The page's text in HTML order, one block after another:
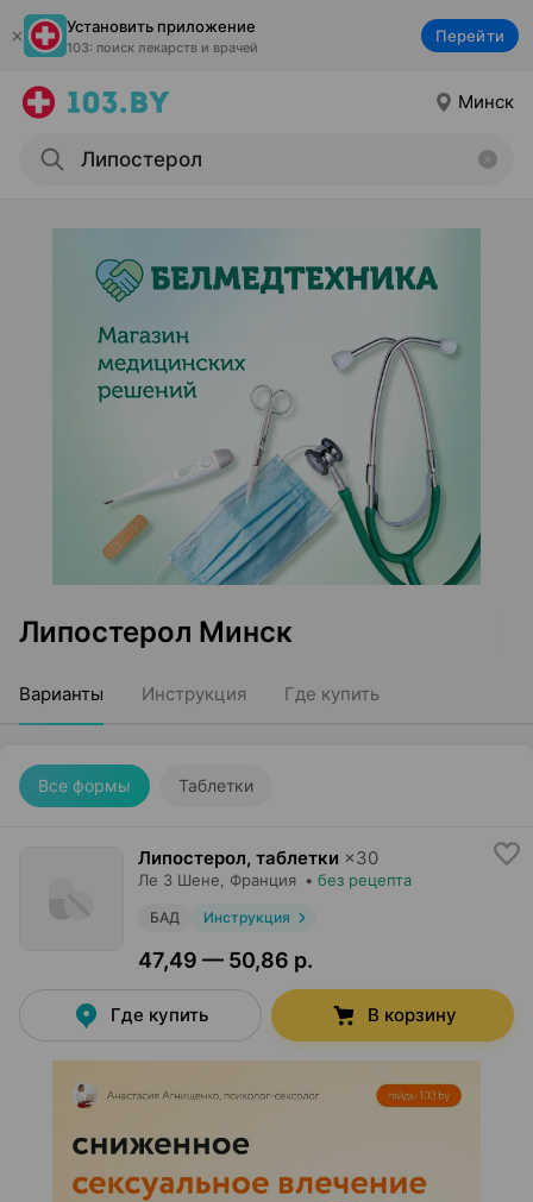
Установить приложение
103: поиск лекарств и врачей
Перейти
Минск
Липостерол Минск
Варианты Инструкция Где купить
Все формы Таблетки
Липостерол, таблетки ×30
Ле 3 Шене , Франция • без рецепта
БАД Инструкция
47,49 — 50,86 р.
Где купить В корзину